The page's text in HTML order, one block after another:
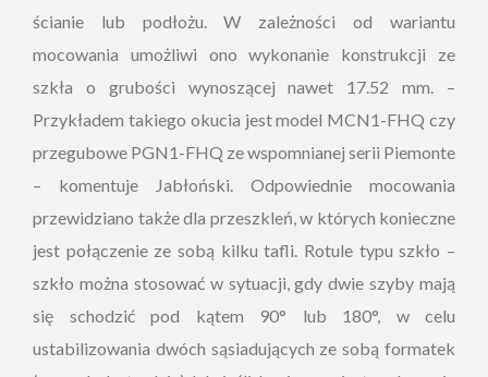
ścianie lub podłożu. W zależności od wariantu
mocowania umożliwi ono wykonanie konstrukcji ze
szkła o grubości wynoszącej nawet 17.52 mm. –
Przykładem takiego okucia jest model MCN1-FHQ czy
przegubowe PGN1-FHQ ze wspomnianej serii Piemonte
– komentuje Jabłoński. Odpowiednie mocowania
przewidziano także dla przeszkleń, w których konieczne
jest połączenie ze sobą kilku tafli. Rotule typu szkło –
szkło można stosować w sytuacji, gdy dwie szyby mają
się schodzić pod kątem 90° lub 180°, w celu
ustabilizowania dwóch sąsiadujących ze sobą formatek